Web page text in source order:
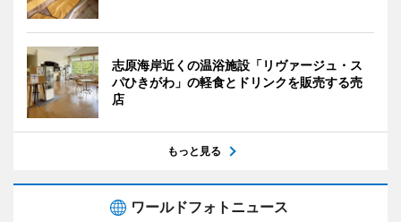
志原海岸近くの温浴施設「リヴァージュ・ス
パひきがわ」の軽食とドリンクを販売する売
店
もっと見る
ワールドフォトニュース